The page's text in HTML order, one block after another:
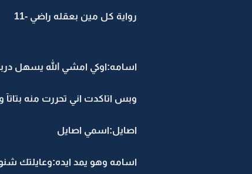
رواية كل مين بعقله راضي -11
اسامه:اوكي امشي الله يسهل
وبس اتاكدت اني تحررت منه
اصايل:اسمي اصايل
اسامه وهو يمد ايده:وعايلتك